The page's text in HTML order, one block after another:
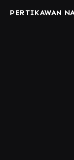
PERTIKAWAN